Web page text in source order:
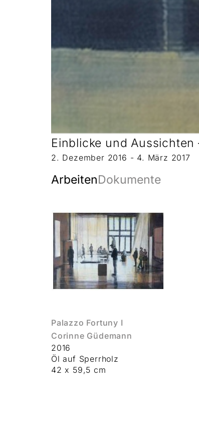
Einblicke und
2. Dezember 2016 - 4. März 2017
ArbeitenDokumente
Palazzo Fortuny I
Corinne Güdemann
2016
Öl auf Sperrholz
42 x 59,5 cm